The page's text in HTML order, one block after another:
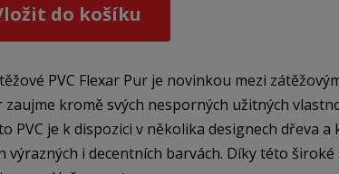
do košíku
PVC Flexar Pur je novinkou mezi
zaujme kromě svých nesporných užitných
PVC je k dispozici v několika designech dřeva
výrazných i decentních barvách. Díky této